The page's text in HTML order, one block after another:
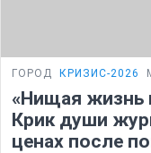
ГОРОД КРИЗИС-2026
«Нищая жизнь
Крик души
ценах после